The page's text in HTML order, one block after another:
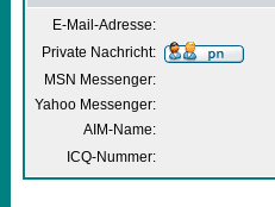
E-Mail-Adresse:
Private Nachricht:
MSN Messenger:
Yahoo Messenger:
AIM-Name:
ICQ-Nummer: